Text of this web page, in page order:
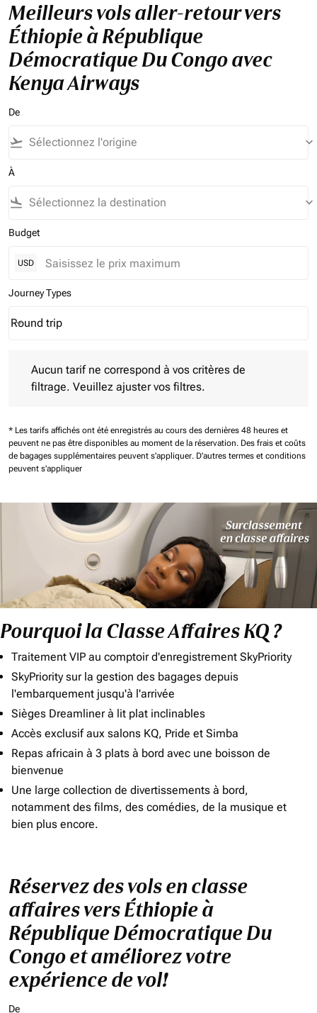
Meilleurs vols aller-retour vers
Éthiopie à République
Démocratique Du Congo avec
Kenya Airways
De
flight_takeoff keyboard_arrow_down
À
flight_land keyboard_arrow_down
Budget
USD
Journey Types
Journey Types option Round trip Selected
Round trip
keyboard_arrow_down
Aucun tarif ne correspond à vos critères de
filtrage. Veuillez ajuster vos filtres.
* Les tarifs affichés ont été enregistrés au cours des dernières 48 heures et
peuvent ne pas être disponibles au moment de la réservation. Des frais et coûts
de bagages supplémentaires peuvent s'appliquer. D'autres termes et conditions
peuvent s'appliquer
Pourquoi la Classe Affaires KQ ?
Traitement VIP au comptoir d'enregistrement SkyPriority
SkyPriority sur la gestion des bagages depuis
l'embarquement jusqu'à l'arrivée
Sièges Dreamliner à lit plat inclinables
Accès exclusif aux salons KQ, Pride et Simba
Repas africain à 3 plats à bord avec une boisson de
bienvenue
Une large collection de divertissements à bord,
notamment des films, des comédies, de la musique et
bien plus encore.
Réservez des vols en classe
affaires vers Éthiopie à
République Démocratique Du
Congo et améliorez votre
expérience de vol!
De